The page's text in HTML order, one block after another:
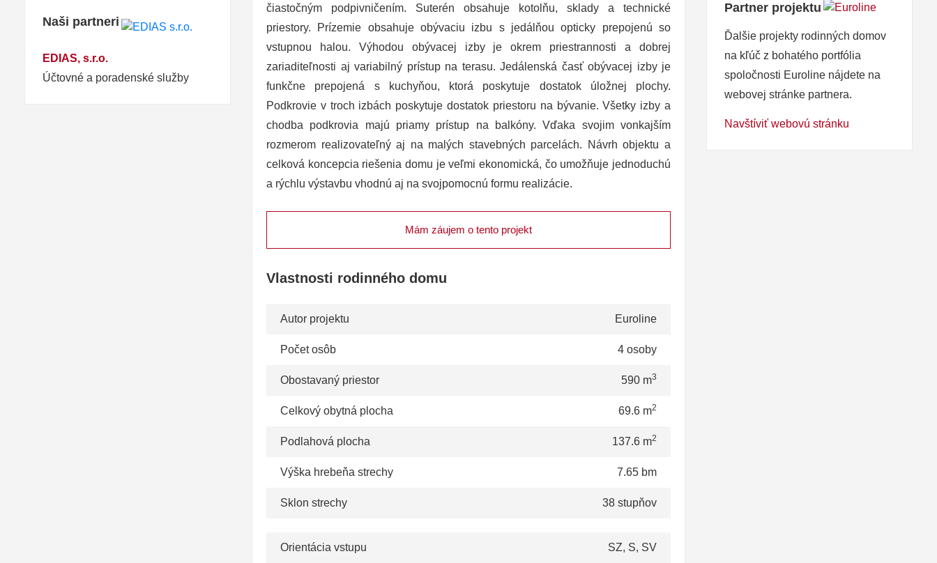
Naši partneri
EDIAS, s.r.o.
Účtovné a poradenské služby
čiastočným podpivničením. Suterén obsahuje kotolňu, sklady a technické
priestory. Prízemie obsahuje obývaciu izbu s jedálňou opticky prepojenú so
vstupnou halou. Výhodou obývacej izby je okrem priestrannosti a dobrej
zariaditeľnosti aj variabilný prístup na terasu. Jedálenská časť obývacej izby je
funkčne prepojená s kuchyňou, ktorá poskytuje dostatok úložnej plochy.
Podkrovie v troch izbách poskytuje dostatok priestoru na bývanie. Všetky izby a
chodba podkrovia majú priamy prístup na balkóny. Vďaka svojim vonkajším
rozmerom realizovateľný aj na malých stavebných parcelách. Návrh objektu a
celková koncepcia riešenia domu je veľmi ekonomická, čo umožňuje jednoduchú
a rýchlu výstavbu vhodnú aj na svojpomocnú formu realizácie.
Mám záujem o tento projekt
Vlastnosti rodinného domu
Autor projektu Euroline
Počet osôb 4 osoby
Obostavaný priestor 590 m3
Celkový obytná plocha 69.6 m2
Podlahová plocha 137.6 m2
Výška hrebeňa strechy 7.65 bm
Sklon strechy 38 stupňov
Orientácia vstupu SZ, S, SV
Partner projektu
Ďalšie projekty rodinných domov
na kľúč z bohatého portfólia
spoločnosti Euroline nájdete na
webovej stránke partnera.
Navštíviť webovú stránku